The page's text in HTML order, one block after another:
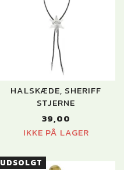
HALSKÆDE, SHERIFF
STJERNE
39,00
IKKE PÅ LAGER
UDSOLGT